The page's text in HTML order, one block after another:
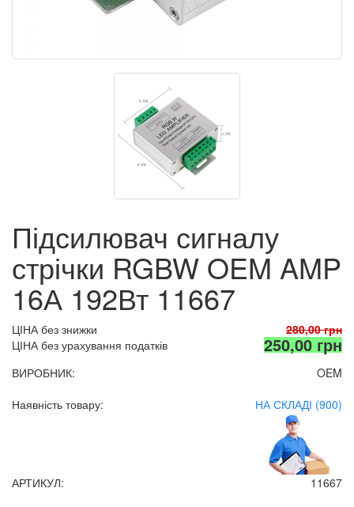
Підсилювач сигналу
стрічки RGBW OEM AMP
16А 192Вт 11667
ЦІНА без знижки
280,00 грн
ЦІНА без урахування податків
250,00 грн
ВИРОБНИК:
OEM
Наявність товару:
НА СКЛАДІ (900)
АРТИКУЛ:
11667